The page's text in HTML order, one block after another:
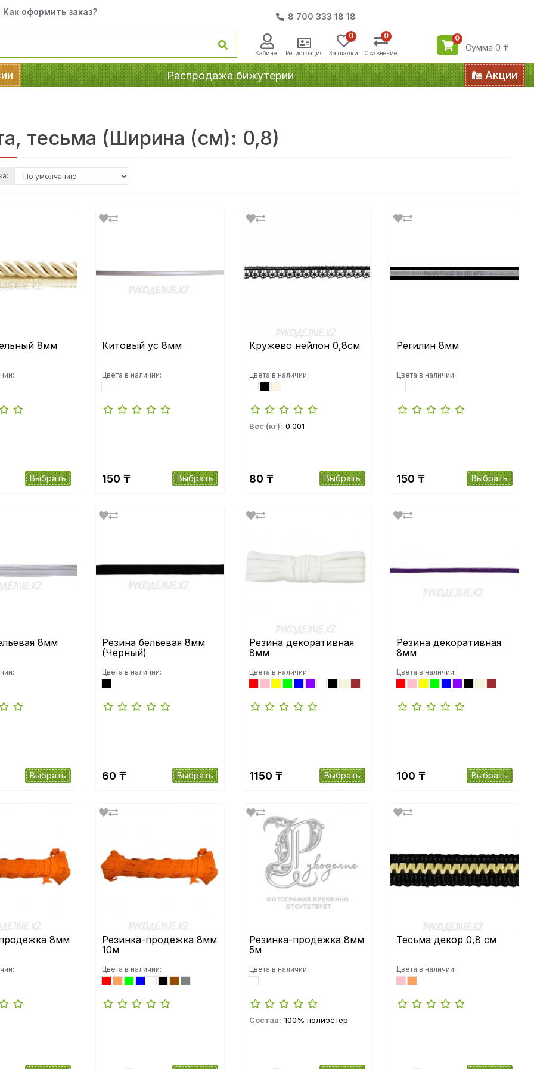
Как оформить заказ? 8 700 333 18 18
Кабинет Регистрация Закладки
0
Сравнение
0 0
Сумма 0 ₸
Распродажа бижутерии Акции
тесьма (Ширина (см): 0,8)
8мм
Выбрать
Китовый ус 8мм
Цвета в наличии:
150 ₸ Выбрать
Кружево нейлон 0,8см
Цвета в наличии:
Вес (кг): 0.001
80 ₸ Выбрать
Регилин 8мм
Цвета в наличии:
150 ₸ Выбрать
8мм
Выбрать
Резина бельевая 8мм
(Черный)
Цвета в наличии:
60 ₸ Выбрать
Резина декоративная
8мм
Цвета в наличии:
1150 ₸ Выбрать
Резина декоративная
8мм
Цвета в наличии:
100 ₸ Выбрать
8мм
Резинка-продежка 8мм
10м
Цвета в наличии:
Резинка-продежка 8мм
5м
Цвета в наличии:
Состав: 100% полиэстер
Тесьма декор 0,8 см
Цвета в наличии: